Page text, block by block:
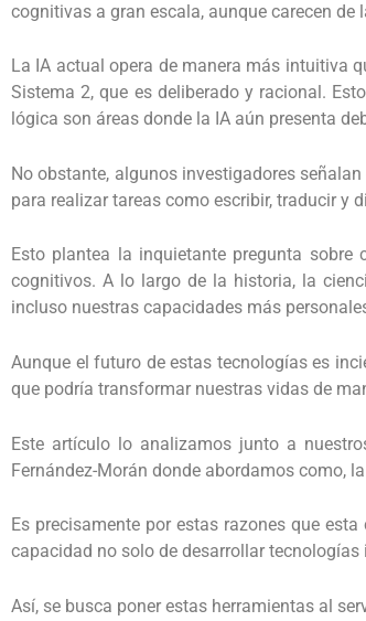
cognitivas a gran escala, aunque carecen
La IA actual opera de manera más intuitiva
Sistema 2, que es deliberado y racional.
lógica son áreas donde la IA aún presenta
No obstante, algunos investigadores
para realizar tareas como escribir, traducir y
Esto plantea la inquietante pregunta
cognitivos. A lo largo de la historia, la
incluso nuestras capacidades más
Aunque el futuro de estas tecnologías es
que podría transformar nuestras vidas de
Este artículo lo analizamos junto a
Fernández-Morán donde abordamos como,
Es precisamente por estas razones que
capacidad no solo de desarrollar
Así, se busca poner estas herramientas al